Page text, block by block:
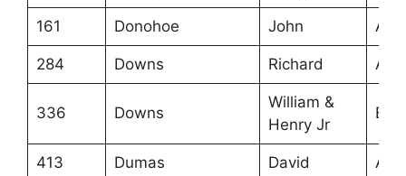
161 Donohoe John
284 Downs Richard
336 Downs
William &
Henry Jr
413 Dumas David